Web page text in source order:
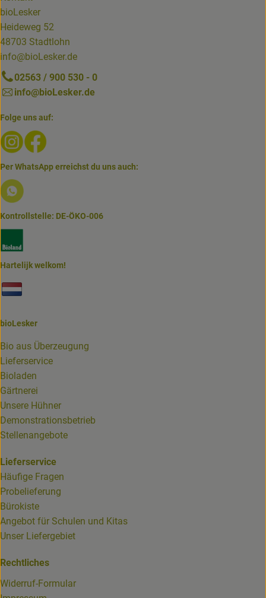
bioLesker
Heideweg 52
48703 Stadtlohn
info@bioLesker.de
02563 / 900 530 - 0
info@bioLesker.de
Folge uns auf:
Externer Link zu https://www.instagram.com/biolesker/
Per WhatsApp erreichst du uns auch:
Kontrollstelle: DE-ÖKO-006
Hartelijk welkom!
bioLesker
Bio aus Überzeugung
Lieferservice
Bioladen
Gärtnerei
Unsere Hühner
Demonstrationsbetrieb
Stellenangebote
Lieferservice
Häufige Fragen
Probelieferung
Bürokiste
Angebot für Schulen und Kitas
Unser Liefergebiet
Rechtliches
Widerruf-Formular